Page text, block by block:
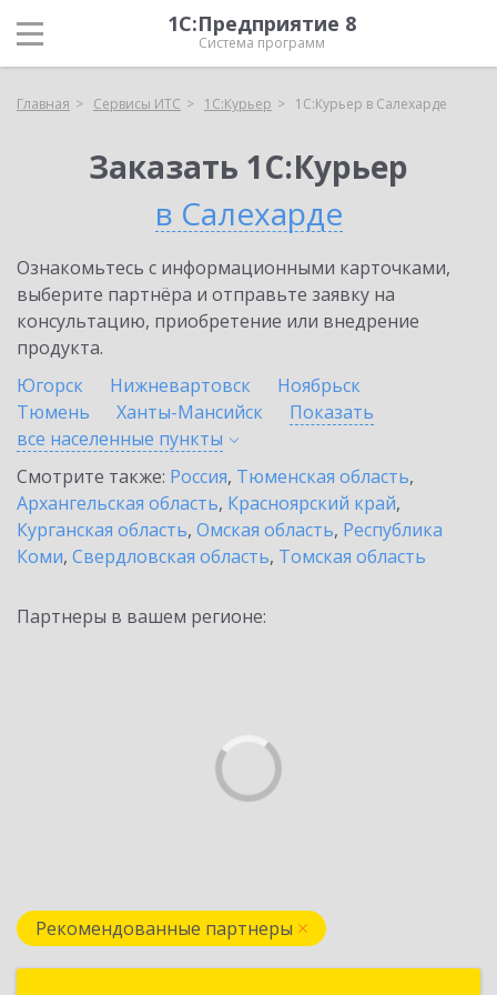
1С:Предприятие 8
Система программ
Главная Сервисы ИТС 1С:Курьер 1С:Курьер в Салехарде
Заказать 1С:Курьер
в Салехарде
Ознакомьтесь с информационными карточками,
выберите партнёра и отправьте заявку на
консультацию, приобретение или внедрение
продукта.
Югорск
Нижневартовск
Ноябрьск
Тюмень
Ханты-Мансийск
Показать
все населенные пункты
Смотрите также: Россия, Тюменская область,
Архангельская область, Красноярский край,
Курганская область, Омская область, Республика
Коми, Свердловская область, Томская область
Партнеры в вашем регионе:
Рекомендованные партнеры